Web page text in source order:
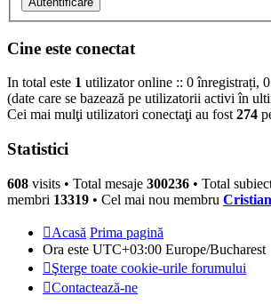
Cine este conectat
In total este 1 utilizator online :: 0 înregistrați,
(date care se bazează pe utilizatorii activi în
Cei mai mulţi utilizatori conectaţi au fost274
Statistici
608 visits • Total mesaje 300236 • Total
membri 13319 • Cel mai nou membru
Acasă Prima pagină
Ora este UTC+03:00 Europe/Bucharest
Şterge toate cookie-urile forumului
Contactează-ne